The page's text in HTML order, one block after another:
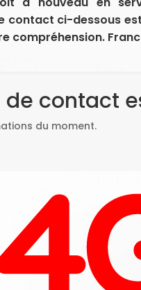
contact ci-dessous
compréhension.
de contact
du moment.